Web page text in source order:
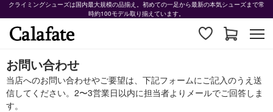
クライミングシューズは国内最大規模の品揃え。初めての一足から最新の本気シューズまで常
時約100モデル取り揃えています。
お問い合わせ
当店へのお問い合わせやご要望は、下記フォームにご記入のうえ送
信してください。2〜3営業日以内に担当者よりメールでご回答しま
す。